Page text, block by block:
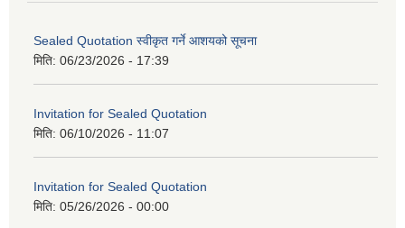
Sealed Quotation स्वीकृत गर्ने आशयको सूचना
मिति: 06/23/2026 - 17:39
Invitation for Sealed Quotation
मिति: 06/10/2026 - 11:07
Invitation for Sealed Quotation
मिति: 05/26/2026 - 00:00